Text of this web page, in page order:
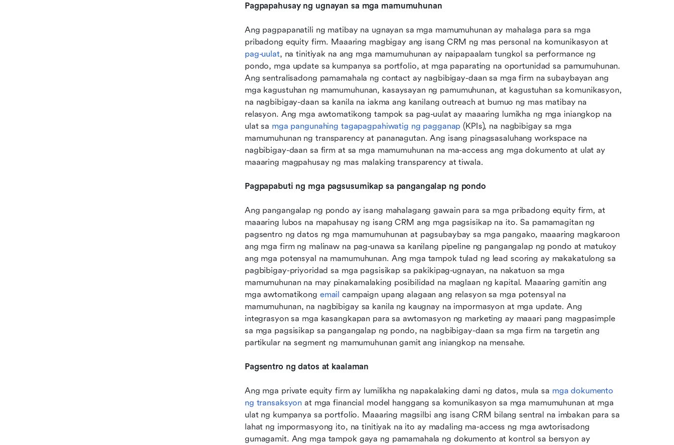
Pagpapahusay ng ugnayan sa mga mamumuhunan
Ang pagpapanatili ng matibay na ugnayan sa mga mamumuhunan ay mahalaga para sa mga
pribadong equity firm. Maaaring magbigay ang isang CRM ng mas personal na komunikasyon at
pag-uulat, na tinitiyak na ang mga mamumuhunan ay naipapaalam tungkol sa performance ng
pondo, mga update sa kumpanya sa portfolio, at mga paparating na oportunidad sa pamumuhunan.
Ang sentralisadong pamamahala ng contact ay nagbibigay-daan sa mga firm na subaybayan ang
mga kagustuhan ng mamumuhunan, kasaysayan ng pamumuhunan, at kagustuhan sa komunikasyon,
na nagbibigay-daan sa kanila na iakma ang kanilang outreach at bumuo ng mas matibay na
relasyon. Ang mga awtomatikong tampok sa pag-uulat ay maaaring lumikha ng mga iniangkop na
ulat sa mga pangunahing tagapagpahiwatig ng pagganap (KPIs), na nagbibigay sa mga
mamumuhunan ng transparency at pananagutan. Ang isang pinagsasaluhang workspace na
nagbibigay-daan sa firm at sa mga mamumuhunan na ma-access ang mga dokumento at ulat ay
maaaring magpahusay ng mas malaking transparency at tiwala.
Pagpapabuti ng mga pagsusumikap sa pangangalap ng pondo
Ang pangangalap ng pondo ay isang mahalagang gawain para sa mga pribadong equity firm, at
maaaring lubos na mapahusay ng isang CRM ang mga pagsisikap na ito. Sa pamamagitan ng
pagsentro ng datos ng mga mamumuhunan at pagsubaybay sa mga pangako, maaaring magkaroon
ang mga firm ng malinaw na pag-unawa sa kanilang pipeline ng pangangalap ng pondo at matukoy
ang mga potensyal na mamumuhunan. Ang mga tampok tulad ng lead scoring ay makakatulong sa
pagbibigay-priyoridad sa mga pagsisikap sa pakikipag-ugnayan, na nakatuon sa mga
mamumuhunan na may pinakamalaking posibilidad na maglaan ng kapital. Maaaring gamitin ang
mga awtomatikong email campaign upang alagaan ang relasyon sa mga potensyal na
mamumuhunan, na nagbibigay sa kanila ng kaugnay na impormasyon at mga update. Ang
integrasyon sa mga kasangkapan para sa awtomasyon ng marketing ay maaari pang magpasimple
sa mga pagsisikap sa pangangalap ng pondo, na nagbibigay-daan sa mga firm na targetin ang
partikular na segment ng mamumuhunan gamit ang iniangkop na mensahe.
Pagsentro ng datos at kaalaman
Ang mga private equity firm ay lumilikha ng napakalaking dami ng datos, mula sa mga dokumento
ng transaksyon at mga financial model hanggang sa komunikasyon sa mga mamumuhunan at mga
ulat ng kumpanya sa portfolio. Maaaring magsilbi ang isang CRM bilang sentral na imbakan para sa
lahat ng impormasyong ito, na tinitiyak na ito ay madaling ma-access ng mga awtorisadong
gumagamit. Ang mga tampok gaya ng pamamahala ng dokumento at kontrol sa bersyon ay